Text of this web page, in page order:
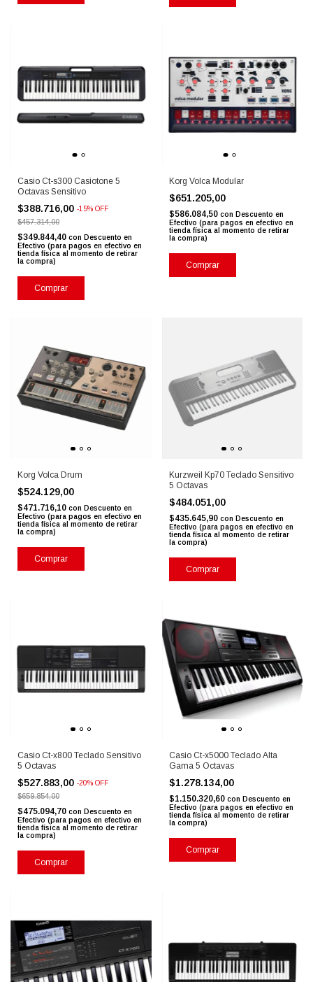
Casio Ct-s300 Casiotone 5
Octavas Sensitivo
$388.716,00 -15% OFF
$457.314,00
$349.844,40 con Descuento en
Efectivo (para pagos en efectivo en
tienda física al momento de retirar
la compra)
Comprar
Korg Volca Modular
$651.205,00
$586.084,50 con Descuento en
Efectivo (para pagos en efectivo en
tienda física al momento de retirar
la compra)
Comprar
Korg Volca Drum
$524.129,00
$471.716,10 con Descuento en
Efectivo (para pagos en efectivo en
tienda física al momento de retirar
la compra)
Comprar
Kurzweil Kp70 Teclado Sensitivo
5 Octavas
$484.051,00
$435.645,90 con Descuento en
Efectivo (para pagos en efectivo en
tienda física al momento de retirar
la compra)
Comprar
Casio Ct-x800 Teclado Sensitivo
5 Octavas
$527.883,00 -20% OFF
$659.854,00
$475.094,70 con Descuento en
Efectivo (para pagos en efectivo en
tienda física al momento de retirar
la compra)
Comprar
Casio Ct-x5000 Teclado Alta
Gama 5 Octavas
$1.278.134,00
$1.150.320,60 con Descuento en
Efectivo (para pagos en efectivo en
tienda física al momento de retirar
la compra)
Comprar